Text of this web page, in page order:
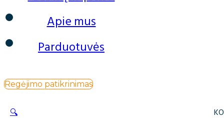
Apie mus
Parduotuvės
Regėjimo patikrinimas
🔍